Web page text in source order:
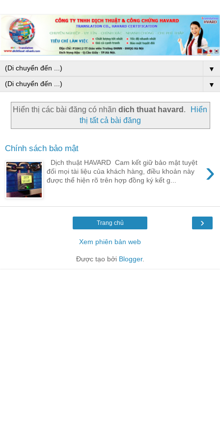
▼
▼
Hiển thị các bài đăng có nhãn dich thuat havard .
Hiển
thị tất cả bài đăng
Chính sách bảo mật
›
Dịch thuật HAVARD Cam kết giữ bảo mật tuyệt
đối mọi tài liệu của khách hàng, điều khoản này
được thể hiện rõ trên hợp đồng ký kết g...
›
Trang chủ
Xem phiên bản web
Được tạo bởi Blogger.